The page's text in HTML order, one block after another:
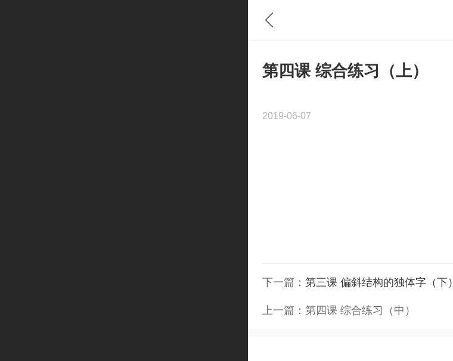
第四课 综合练习（上）
2019-06-07
下一篇： 第三课 偏斜结构的独体字（下）
上一篇： 第四课 综合练习（中）